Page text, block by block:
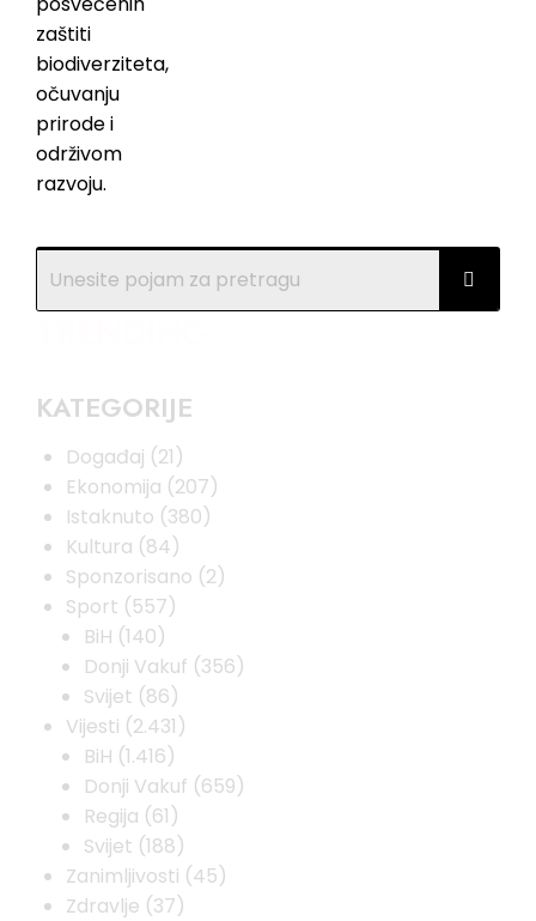
KATEGORIJE
Događaj (21)
Ekonomija (207)
Istaknuto (380)
Kultura (84)
Sponzorisano (2)
Sport (557)
BiH (140)
Donji Vakuf (356)
Svijet (86)
Vijesti (2.431)
BiH (1.416)
Donji Vakuf (659)
Regija (61)
Svijet (188)
Zanimljivosti (45)
Zdravlje (37)